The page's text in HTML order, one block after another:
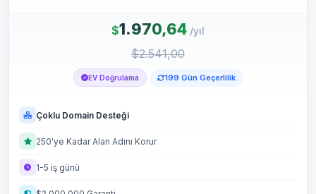
$1.970,64 /yıl
$2.541,00
EV Doğrulama 199 Gün Geçerlilik
Çoklu Domain Desteği
250'ye Kadar Alan Adını Korur
1-5 iş günü